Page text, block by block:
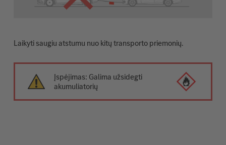
Laikyti saugiu atstumu nuo kitų transporto priemonių.
Įspėjimas: Galima užsidegti
akumuliatorių